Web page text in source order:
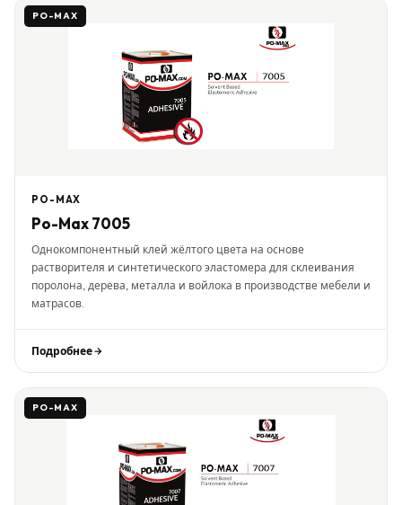
PO-MAX
PO-MAX
Po-Max 7005
Однокомпонентный клей жёлтого цвета на основе
растворителя и синтетического эластомера для склеивания
поролона, дерева, металла и войлока в производстве мебели и
матрасов.
Подробнее
PO-MAX